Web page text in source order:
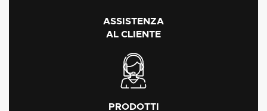
ASSISTENZA
AL CLIENTE
PRODOTTI